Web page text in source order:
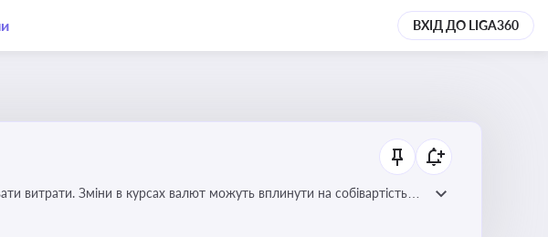
ВХІД ДО LIGA360
витрати. Зміни в курсах валют можуть вплинути на собівартість